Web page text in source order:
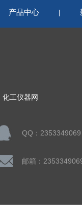
产品中心 |
化工仪器网
QQ：2353349069
邮箱：